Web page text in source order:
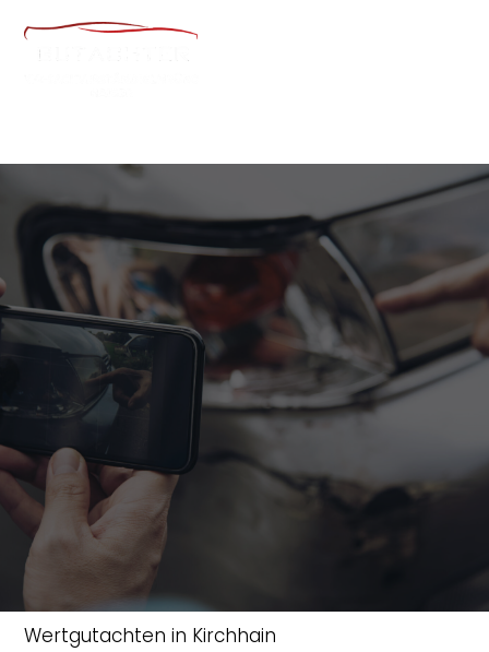
Wertgutachten in Kirchhain